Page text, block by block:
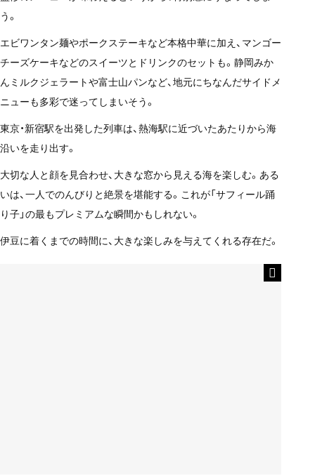
う。
エビワンタン麺やポークステーキなど本格中華に加え、マンゴー
チーズケーキなどのスイーツとドリンクのセットも。静岡みか
んミルクジェラートや富士山パンなど、地元にちなんだサイドメ
ニューも多彩で迷ってしまいそう。
東京・新宿駅を出発した列車は、熱海駅に近づいたあたりから海
沿いを走り出す。
大切な人と顔を見合わせ、大きな窓から見える海を楽しむ。ある
いは、一人でのんびりと絶景を堪能する。これが「サフィール踊
り子」の最もプレミアムな瞬間かもしれない。
伊豆に着くまでの時間に、大きな楽しみを与えてくれる存在だ。